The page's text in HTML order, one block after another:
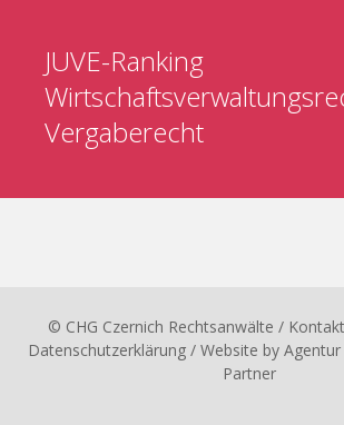
JUVE-Ranking
Vergaberecht
© CHG Czernich Rechtsanwälte / Kontakt
Datenschutzerklärung / Website by
Partner